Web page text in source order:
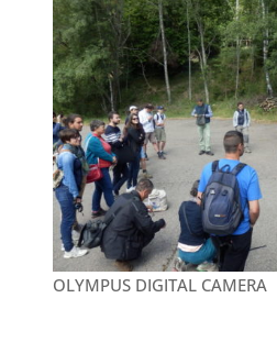
OLYMPUS DIGITAL CAMERA